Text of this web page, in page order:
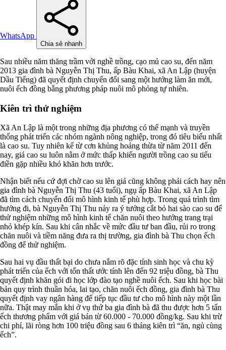
WhatsApp
Chia sẻ nhanh
Sau nhiều năm thăng trầm với nghề trồng, cạo mủ cao su, đến năm
2013 gia đình bà Nguyễn Thị Thu, ấp Bàu Khai, xã An Lập (huyện
Dầu Tiếng) đã quyết định chuyển đổi sang một hướng làm ăn mới,
nuôi ếch đồng bằng phương pháp nuôi mô phỏng tự nhiên.
Kiên trì thử nghiệm
Xã An Lập là một trong những địa phương có thế mạnh và truyền
thống phát triển các nhóm ngành nông nghiệp, trong đó tiêu biểu nhất
là cao su. Tuy nhiên kể từ cơn khủng hoảng thừa từ năm 2011 đến
nay, giá cao su luôn nằm ở mức thấp khiến người trồng cao su tiểu
điền gặp nhiều khó khăn hơn trước.
Nhận biết nếu cứ đợi chờ cao su lên giá cũng không phải cách hay nên
gia đình bà Nguyễn Thị Thu (43 tuổi), ngụ ấp Bàu Khai, xã An Lập
đã tìm cách chuyển đổi mô hình kinh tế phù hợp. Trong quá trình tìm
hướng đi, bà Nguyễn Thị Thu nảy ra ý tưởng cắt bỏ hai sào cao su để
thử nghiệm những mô hình kinh tế chăn nuôi theo hướng trang trại
nhỏ khép kín. Sau khi cân nhắc về mức đầu tư ban đầu, rủi ro trong
chăn nuôi và tiềm năng đưa ra thị trường, gia đình bà Thu chọn ếch
đồng để thử nghiệm.
Sau hai vụ đầu thất bại do chưa nắm rõ đặc tính sinh học và chu kỳ
phát triển của ếch với tổn thất ước tính lên đến 92 triệu đồng, bà Thu
quyết định khăn gói đi học lớp đào tạo nghề nuôi ếch. Sau khi học bài
bản quy trình thuần hóa, lai tạo, chăn nuôi ếch đồng, gia đình bà Thu
quyết định vay ngân hàng để tiếp tục đầu tư cho mô hình này một lần
nữa. Thật may mắn khi ở vụ thứ ba gia đình bà đã thu được hơn 5 tấn
ếch thương phẩm với giá bán từ 60.000 - 70.000 đồng/kg. Sau khi trừ
chi phí, lãi ròng hơn 100 triệu đồng sau 6 tháng kiên trì “ăn, ngủ cùng
ếch”.